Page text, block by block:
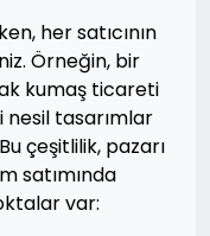
her satıcının
Örneğin, bir
kumaş ticareti
nesil tasarımlar
çeşitlilik, pazarı
satımında
var: